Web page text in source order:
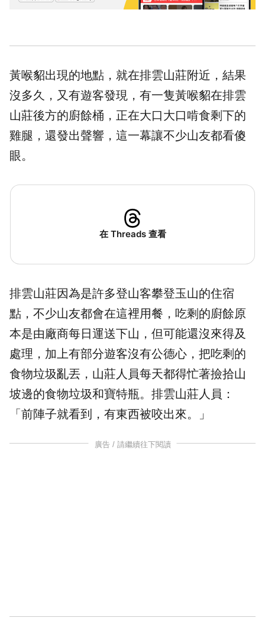
黃喉貂出現的地點，就在排雲山莊附近，結果
沒多久，又有遊客發現，有一隻黃喉貂在排雲
山莊後方的廚餘桶，正在大口大口啃食剩下的
雞腿，還發出聲響，這一幕讓不少山友都看傻
眼。
在 Threads 查看
排雲山莊因為是許多登山客攀登玉山的住宿
點，不少山友都會在這裡用餐，吃剩的廚餘原
本是由廠商每日運送下山，但可能還沒來得及
處理，加上有部分遊客沒有公德心，把吃剩的
食物垃圾亂丟，山莊人員每天都得忙著撿拾山
坡邊的食物垃圾和寶特瓶。排雲山莊人員：
「前陣子就看到，有東西被咬出來。」
廣告 / 請繼續往下閱讀